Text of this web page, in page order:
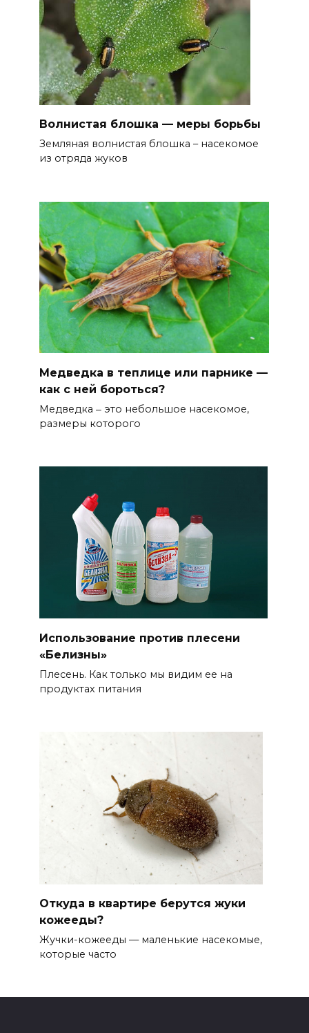
Волнистая блошка — меры борьбы
Земляная волнистая блошка – насекомое
из отряда жуков
Медведка в теплице или парнике —
как с ней бороться?
Медведка ‒ это небольшое насекомое,
размеры которого
Использование против плесени
«Белизны»
Плесень. Как только мы видим ее на
продуктах питания
Откуда в квартире берутся жуки
кожееды?
Жучки-кожееды — маленькие насекомые,
которые часто